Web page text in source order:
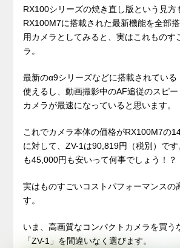
RX100シリーズの焼き直し版という見方
RX100M7に搭載された最新機能を全部
用カメラとしてみると、実はこれものす
ラ。
最新のα9シリーズなどに搭載されている
使えるし、動画撮影中のAF追従のスピ
カメラが最速になっていると思います。
これでカメラ本体の価格がRX100M7の
に対して、ZV-1は90,819円（税別）で
も45,000円も安いって何事でしょう！？
実はものすごいコストパフォーマンスの
す。
いま、高画質なコンパクトカメラを買う
「ZV-1」を間違いなく選びます。